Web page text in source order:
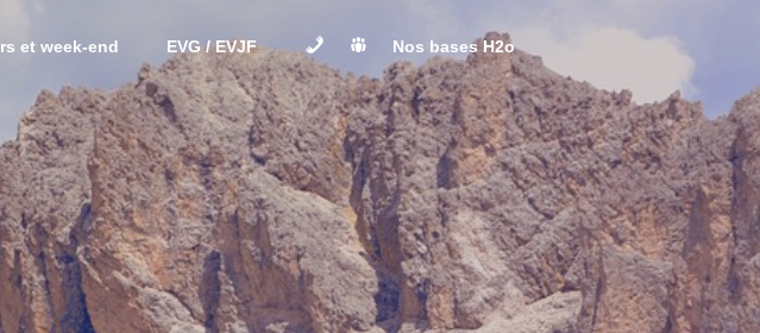
et week-end
EVG / EVJF
Activités EVG / EVJF
Week ends EVG / EVJF
ContactL’Équipe
Nos bases H2o
Base de Rafting de Landry
Base de Bozel
Peisey Vallandry
Paintball